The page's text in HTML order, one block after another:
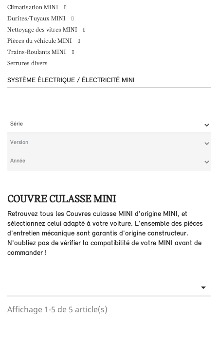
Climatisation MINI
Durites/Tuyaux MINI
Nettoyage des vitres MINI
Pièces du véhicule MINI
Trains-Roulants MINI
Serrures divers
SYSTÈME ÉLECTRIQUE / ÉLECTRICITÉ MINI
COUVRE CULASSE MINI
Retrouvez tous les Couvres culasse MINI d'origine MINI, et
sélectionnez celui adapté à votre voiture. L'ensemble des pièces
d'entretien mécanique sont garantis d'origine constructeur.
N'oubliez pas de vérifier la compatibilité de votre MINI avant de
commander !

Affichage 1-5 de 5 article(s)